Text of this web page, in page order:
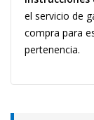
el servicio de
compra para
pertenencia.